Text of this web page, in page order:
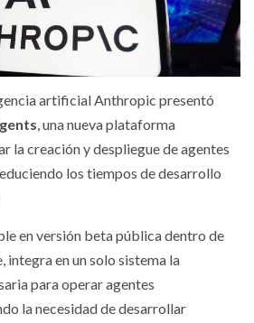
artificial Anthropic presentó
, una nueva plataforma
la creación y despliegue de agentes
los tiempos de desarrollo
en versión beta pública dentro de
integra en un solo sistema la
para operar agentes
la necesidad de desarrollar